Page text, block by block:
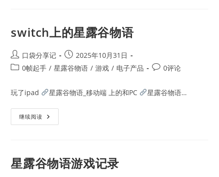
switch上的星露谷物语
Post
author:
口袋分享记
Post
published:
2025年10月31日
Post0帧起手 / 星露谷物语 / 游戏 / 电子产品
Post0评论
玩了ipad 星露谷物语_移动端 上的和PC 星露谷物语…
继续阅读 Switch
上
物
语
星露谷物语游戏记录